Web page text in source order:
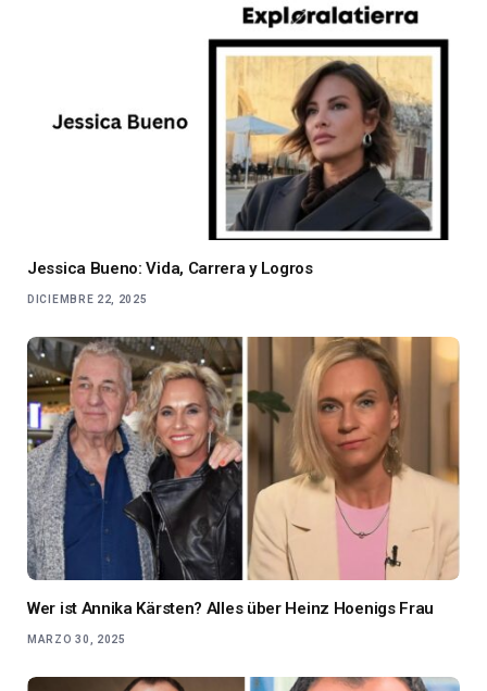
Jessica Bueno: Vida, Carrera y Logros
DICIEMBRE 22, 2025
Wer ist Annika Kärsten? Alles über Heinz Hoenigs Frau
MARZO 30, 2025